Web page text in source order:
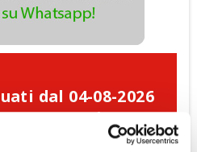
dal 04-08-2026
evasi a